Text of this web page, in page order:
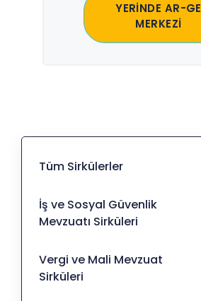
YERİNDE AR-GE
MERKEZİ
Tüm Sirkülerler
İş ve Sosyal Güvenlik
Mevzuatı Sirküleri
Vergi ve Mali Mevzuat
Sirküleri